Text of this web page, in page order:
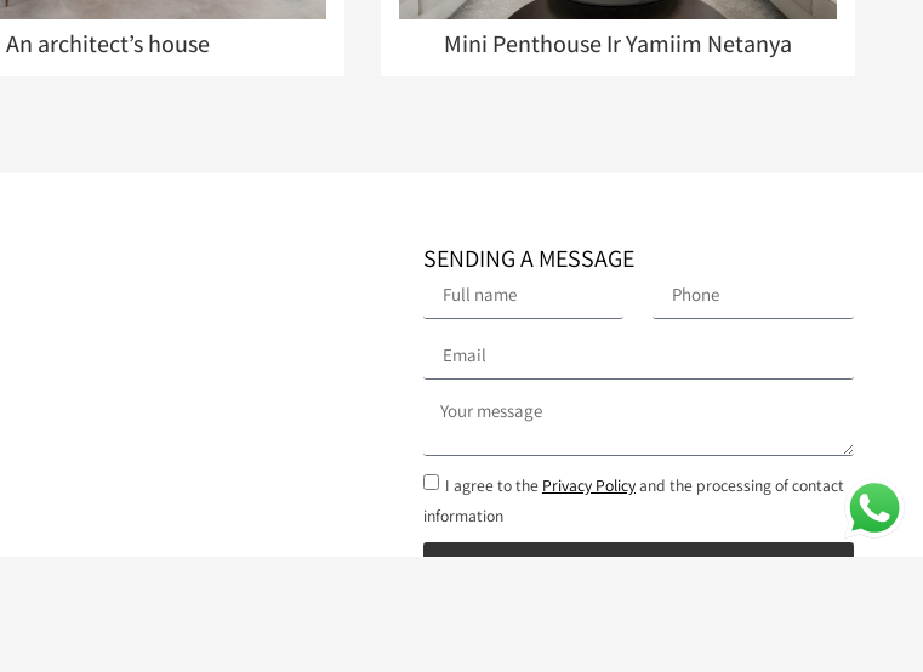
An architect’s house Mini Penthouse Ir Yamiim Netanya
SENDING A MESSAGE
I agree to the Privacy Policyand the processing of contact
information